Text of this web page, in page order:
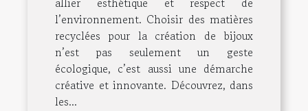
l’environnement. Choisir des matières
recyclées pour la création de bijoux
n’est pas seulement un geste
écologique, c’est aussi une démarche
créative et innovante. Découvrez, dans
les...